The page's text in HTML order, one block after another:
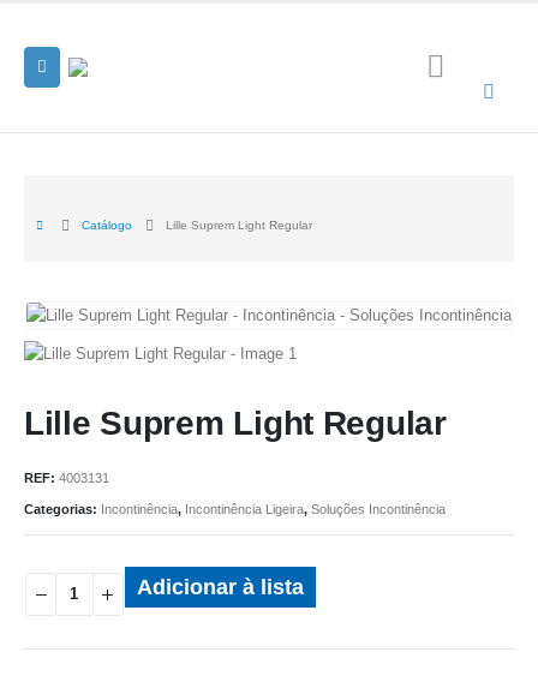
Catálogo Lille Suprem Light Regular
Lille Suprem Light Regular
REF: 4003131
Categorias: Incontinência, Incontinência Ligeira, Soluções Incontinência
Adicionar à lista